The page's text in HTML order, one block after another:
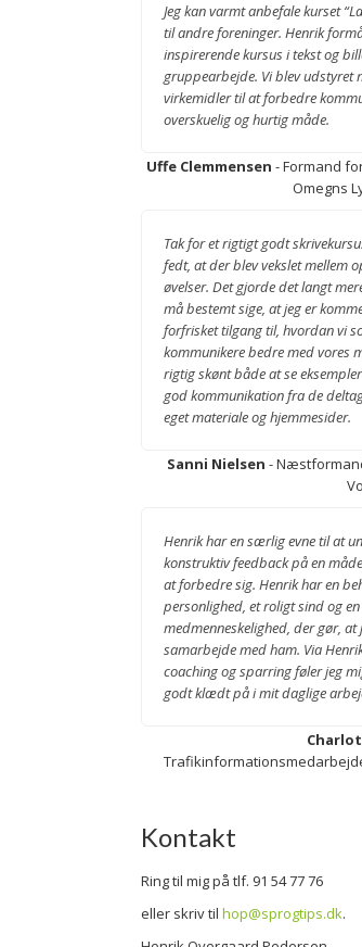
Jeg kan varmt anbefale kurset
til andre foreninger. Henrik
inspirerende kursus i tekst og
gruppearbejde. Vi blev udstyret
virkemidler til at forbedre
overskuelig og hurtig måde.
Uffe Clemmensen - Formand
Omegns
Tak for et rigtigt godt
fedt, at der blev vekslet mellem
øvelser. Det gjorde det langt
må bestemt sige, at jeg er
forfrisket tilgang til, hvordan vi
kommunikere bedre med vores
rigtig skønt både at se
god kommunikation fra de
eget materiale og hjemmesider.
Sanni Nielsen -
Henrik har en særlig evne til at
konstruktiv feedback på en
at forbedre sig. Henrik har en
personlighed, et roligt sind og en
medmenneskelighed, der gør,
samarbejde med ham. Via
coaching og sparring føler jeg
godt klædt på i mit daglige
Kontakt
Ring til mig på tlf. 91 54 77 76
eller skriv til hop@sprogtips.dk.